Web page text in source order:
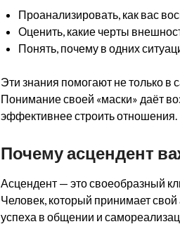
Проанализировать, как вас
Оценить, какие черты
Понять, почему в одних
Эти знания помогают не только
Понимание своей «маски» даёт
эффективнее строить отношения.
Почему асцендент
Асцендент — это своеобразный
Человек, который принимает
успеха в общении и